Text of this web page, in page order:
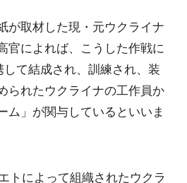
が取材した現・元ウクライナ
官によれば、こうした作戦に
て結成され、訓練され、装
られたウクライナの工作員か
ム」が関与しているといいま
トによって組織されたウクラ